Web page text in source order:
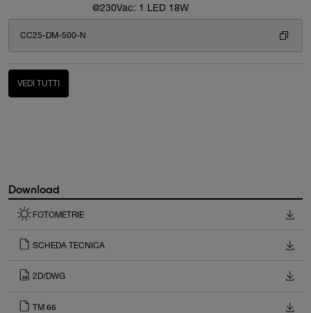
@230Vac: 1 LED 18W
CC25-DM-500-N
VEDI TUTTI
Download
FOTOMETRIE
SCHEDA TECNICA
2D/DWG
TM 66